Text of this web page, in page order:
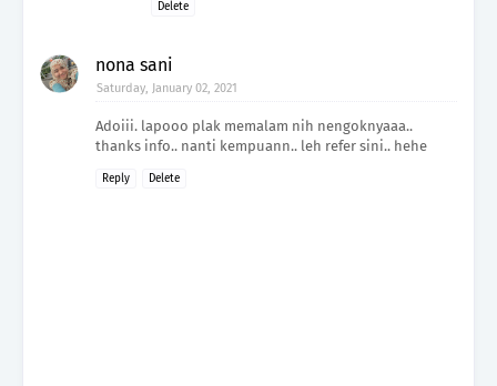
Delete
nona sani
Saturday, January 02, 2021
Adoiii. lapooo plak memalam nih nengoknyaaa..
thanks info.. nanti kempuann.. leh refer sini.. hehe
Reply Delete